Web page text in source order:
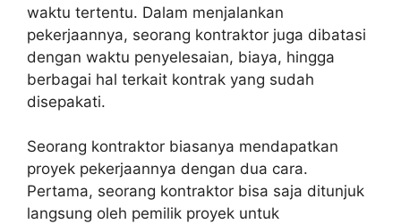
waktu tertentu. Dalam menjalankan
pekerjaannya, seorang kontraktor juga dibatasi
dengan waktu penyelesaian, biaya, hingga
berbagai hal terkait kontrak yang sudah
disepakati.
Seorang kontraktor biasanya mendapatkan
proyek pekerjaannya dengan dua cara.
Pertama, seorang kontraktor bisa saja ditunjuk
langsung oleh pemilik proyek untuk